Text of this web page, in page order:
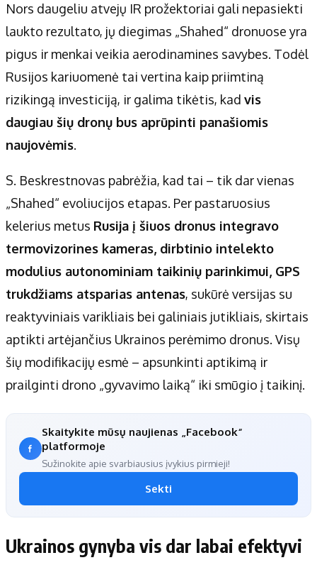
Nors daugeliu atvejų IR prožektoriai gali nepasiekti
laukto rezultato, jų diegimas „Shahed“ dronuose yra
pigus ir menkai veikia aerodinamines savybes. Todėl
Rusijos kariuomenė tai vertina kaip priimtiną
rizikingą investiciją, ir galima tikėtis, kad vis
daugiau šių dronų bus aprūpinti panašiomis
naujovėmis.
S. Beskrestnovas pabrėžia, kad tai – tik dar vienas
„Shahed“ evoliucijos etapas. Per pastaruosius
kelerius metus Rusija į šiuos dronus integravo
termovizorines kameras, dirbtinio intelekto
modulius autonominiam taikinių parinkimui, GPS
trukdžiams atsparias antenas, sukūrė versijas su
reaktyviniais varikliais bei galiniais jutikliais, skirtais
aptikti artėjančius Ukrainos perėmimo dronus. Visų
šių modifikacijų esmė – apsunkinti aptikimą ir
prailginti drono „gyvavimo laiką“ iki smūgio į taikinį.
Skaitykite mūsų naujienas „Facebook“
platformoje
Sužinokite apie svarbiausius įvykius pirmieji!
Sekti
Ukrainos gynyba vis dar labai efektyvi